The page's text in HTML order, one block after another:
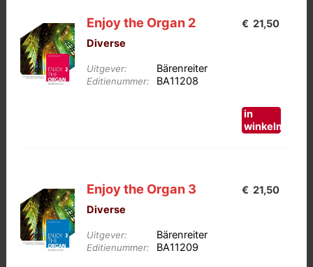
Enjoy the Organ 2
Diverse
Uitgever: Bärenreiter
Editienummer: BA11208
€ 21,50
in
winkelmand
Enjoy the Organ 3
Diverse
Uitgever: Bärenreiter
Editienummer: BA11209
€ 21,50